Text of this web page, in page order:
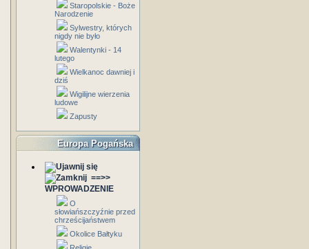
Staropolskie - Boże
Narodzenie
Sylwestry, których
nigdy nie było
Walentynki - 14
lutego
Wielkanoc dawniej i
dziś
Wigilijne wierzenia
ludowe
Zapusty
Europa Pogańska
==>>
WPROWADZENIE
O
słowiańszczyźnie przed
chrześcijaństwem
Okolice Bałtyku